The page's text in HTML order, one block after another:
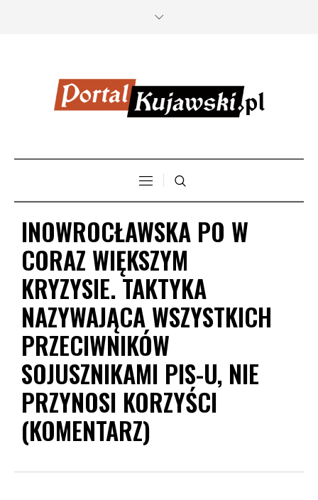
INOWROCŁAWSKA PO W
CORAZ WIĘKSZYM
KRYZYSIE. TAKTYKA
NAZYWAJĄCA WSZYSTKICH
PRZECIWNIKÓW
SOJUSZNIKAMI PIS-U, NIE
PRZYNOSI KORZYŚCI
(KOMENTARZ)